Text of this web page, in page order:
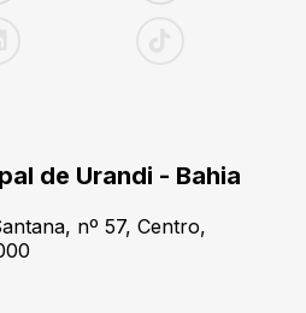
de Urandi - Bahia
nº 57, Centro,